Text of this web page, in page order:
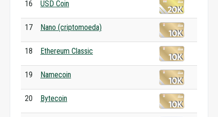
16 USD Coin
17 Nano (criptomoeda)
18 Ethereum Classic
19 Namecoin
20 Bytecoin